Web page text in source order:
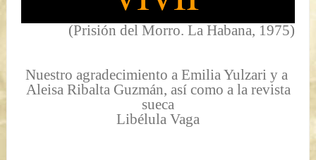
(Prisión del Morro. La Habana, 1975)
Nuestro agradecimiento a Emilia Yulzari y a
Aleisa Ribalta Guzmán, así como a la revista
sueca
Libélula Vaga